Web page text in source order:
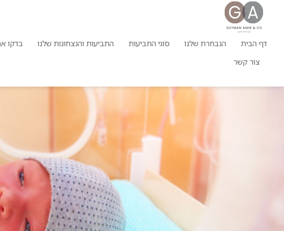
דף הבית הנבחרת שלנו סוגי התביעות התביעות והנצחונות שלנו בדקו
צור קשר